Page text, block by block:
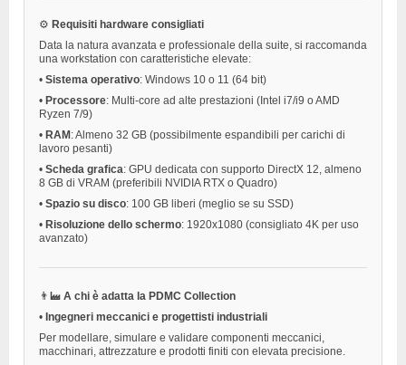
⚙️ Requisiti hardware consigliati
Data la natura avanzata e professionale della suite, si raccomanda
una workstation con caratteristiche elevate:
• Sistema operativo: Windows 10 o 11 (64 bit)
• Processore: Multi-core ad alte prestazioni (Intel i7/i9 o AMD
Ryzen 7/9)
• RAM: Almeno 32 GB (possibilmente espandibili per carichi di
lavoro pesanti)
• Scheda grafica: GPU dedicata con supporto DirectX 12, almeno
8 GB di VRAM (preferibili NVIDIA RTX o Quadro)
• Spazio su disco: 100 GB liberi (meglio se su SSD)
• Risoluzione dello schermo: 1920x1080 (consigliato 4K per uso
avanzato)
👨‍🏭 A chi è adatta la PDMC Collection
• Ingegneri meccanici e progettisti industriali
Per modellare, simulare e validare componenti meccanici,
macchinari, attrezzature e prodotti finiti con elevata precisione.